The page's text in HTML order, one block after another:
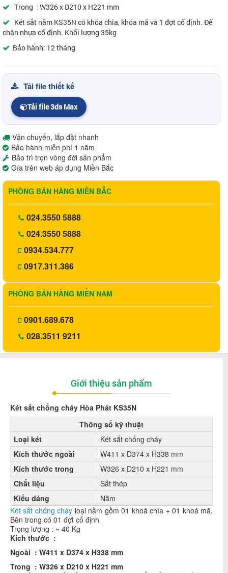
Trong : W326 x D210 x H221 mm
Két sắt nằm KS35N có khóa chìa, khóa mã và 1 đợt cố định. Đế
chân nhựa cố định. Khối lượng 35kg
Bảo hành: 12 tháng
Tải file thiết kế
Tải file 3ds Max
Vận chuyển, lắp đặt nhanh
Bảo hành miễn phí 1 năm
Bảo trì trọn vòng đời sản phẩm
Gía trên web áp dụng Miền Bắc
PHÒNG BÁN HÀNG MIỀN BẮC
024.3550 5888
024.3550 5888
0934.534.777
0917.311.386
PHÒNG BÁN HÀNG MIỀN NAM
0901.689.678
028.3511 9211
Giới thiệu sản phẩm
Két sắt chống cháy Hòa Phát KS35N
Thông số kỹ thuật
Loại két
Két sắt chống cháy
Kích thước ngoài
W411 x D374 x H338 mm
Kích thước trong
W326 x D210 x H221 mm
Chất liệu
Sắt thép
Kiểu dáng
Nằm
Két sắt chống cháy loại nằm gồm 01 khoá chìa + 01 khoá mã.
Bên trong có 01 đợt cố định
Trọng lượng : ~ 40 Kg
Kích thước :
Ngoài : W411 x D374 x H338 mm
Trong : W326 x D210 x H221 mm